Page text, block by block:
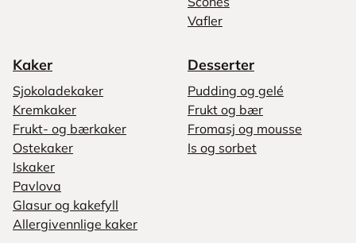
Vafler
Kaker
Sjokoladekaker
Kremkaker
Frukt- og bærkaker
Ostekaker
Iskaker
Pavlova
Glasur og kakefyll
Allergivennlige kaker
Desserter
Pudding og gelé
Frukt og bær
Fromasj og mousse
Is og sorbet